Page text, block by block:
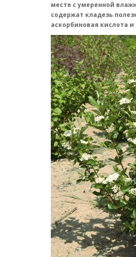
месте с умеренной
содержат кладезь
аскорбиновая кислота